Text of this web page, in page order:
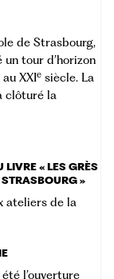
de Strasbourg,
tour d’horizon
XXIe siècle. La
clôturé la
LIVRE « LES GRÈS
»
ateliers de la
l’ouverture